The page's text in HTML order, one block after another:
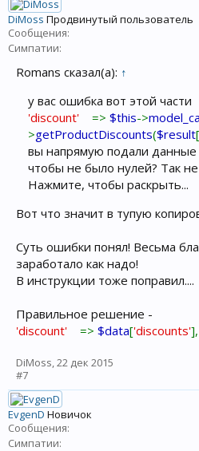
DiMoss Продвинутый пользователь
Сообщения:
Симпатии:
Romans сказал(а): ↑
у вас ошибка вот этой части
'discount' => $this->
>getProductDiscounts($result[
вы напрямую подали
чтобы не было нулей? Так
Нажмите, чтобы раскрыть...
Вот что значит в тупую
Суть ошибки понял! Весьма
заработало как надо!
В инструкции тоже поправил....
Правильное решение -
'discount' => $data['discounts'],
DiMoss,22 дек 2015
#7
EvgenD Новичок
Сообщения:
Симпатии: